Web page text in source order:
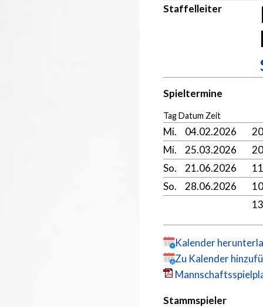
Staffelleiter
Spieltermine
Tag Datum Zeit
Mi. 04.02.2026
Mi.
25.03.2026
So.
21.06.2026
So.
28.06.2026
Kalender
Zu Kalender
Stammspieler